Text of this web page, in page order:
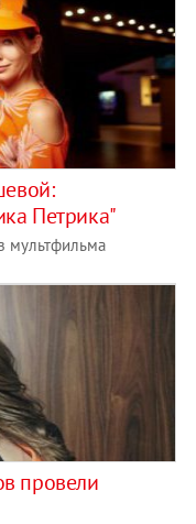
Петрика"
мультфильма
провели